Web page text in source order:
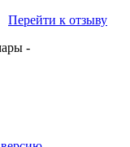
Перейти к отзыву
-